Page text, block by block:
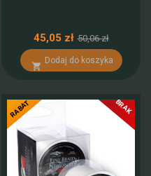
45,05 zł 50,06 zł

Dodaj do koszyka
-10%
RABAT BRAK